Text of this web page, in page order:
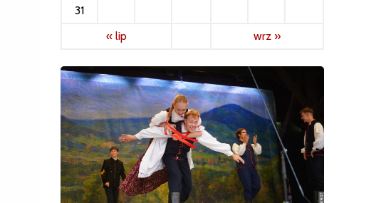
31
« lip
wrz »